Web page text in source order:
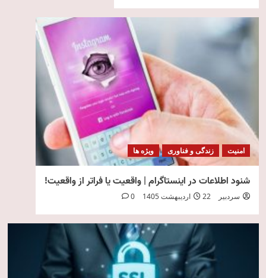
امنیت زندگی و فناوری ویژه ها
شنود اطلاعات در اینستاگرام | واقعیت یا فراتر از واقعیت!
سردبیر 22 اردیبهشت 1405 0